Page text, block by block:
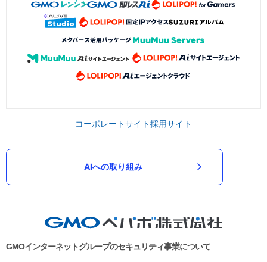
コーポレートサイト採用サイト
AIへの取り組み
GMOインターネットグループのセキュリティ事業について